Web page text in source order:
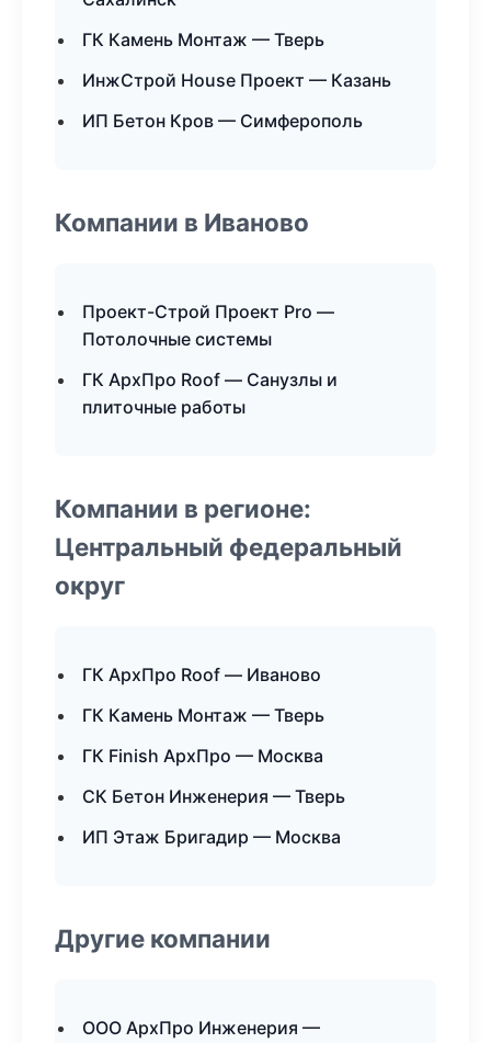
ГК Камень Монтаж — Тверь
ИнжСтрой House Проект — Казань
ИП Бетон Кров — Симферополь
Компании в Иваново
Проект-Строй Проект Pro —
Потолочные системы
ГК АрхПро Roof — Санузлы и
плиточные работы
Компании в регионе:
Центральный федеральный
округ
ГК АрхПро Roof — Иваново
ГК Камень Монтаж — Тверь
ГК Finish АрхПро — Москва
СК Бетон Инженерия — Тверь
ИП Этаж Бригадир — Москва
Другие компании
ООО АрхПро Инженерия —